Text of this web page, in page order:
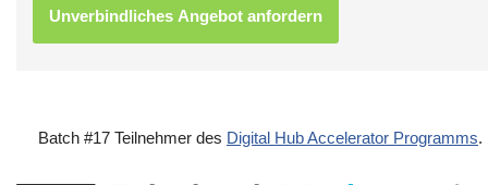
Batch #17 Teilnehmer des Digital Hub Accelerator Programms.